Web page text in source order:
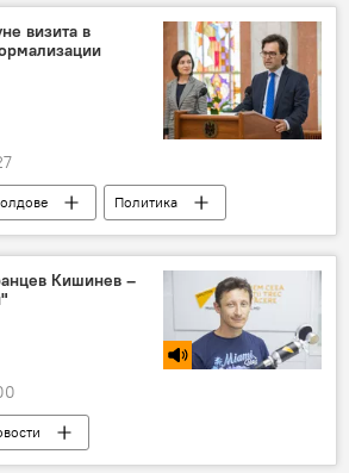
визита в
Политика
Попеску
молдо-российские отношения
Кишинев –